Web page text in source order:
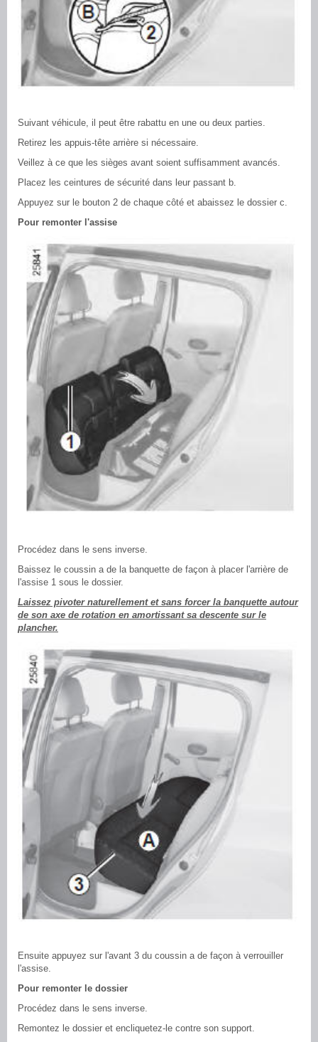
Suivant véhicule, il peut être rabattu en une ou deux parties.
Retirez les appuis-tête arrière si nécessaire.
Veillez à ce que les sièges avant soient suffisamment avancés.
Placez les ceintures de sécurité dans leur passant b.
Appuyez sur le bouton 2 de chaque côté et abaissez le dossier c.
Pour remonter l'assise
Procédez dans le sens inverse.
Baissez le coussin a de la banquette de façon à placer l'arrière de
l'assise 1 sous le dossier.
Laissez pivoter naturellement et sans forcer la banquette autour
de son axe de rotation en amortissant sa descente sur le
plancher.
Ensuite appuyez sur l'avant 3 du coussin a de façon à verrouiller
l'assise.
Pour remonter le dossier
Procédez dans le sens inverse.
Remontez le dossier et encliquetez-le contre son support.